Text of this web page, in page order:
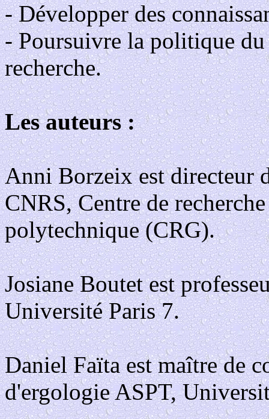
- Développer des
- Poursuivre la politique du
recherche.
Les auteurs :
Anni Borzeix est directeur
CNRS, Centre de
polytechnique (CRG).
Josiane Boutet est
Université Paris 7.
Daniel Faïta est maître de
d'ergologie ASPT,